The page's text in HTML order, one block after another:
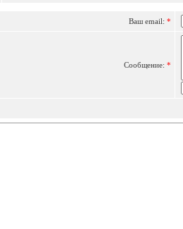
Ваш email: *
Сообщение: *